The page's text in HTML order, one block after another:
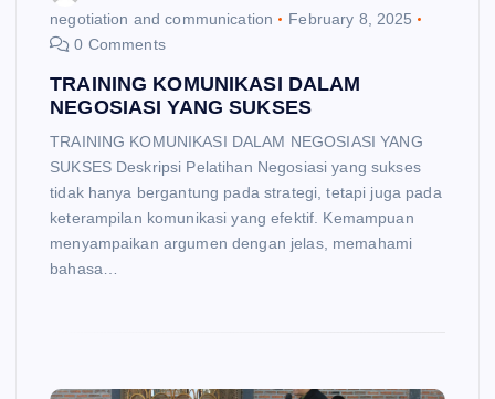
negotiation and communication
February 8, 2025
0 Comments
TRAINING KOMUNIKASI DALAM
NEGOSIASI YANG SUKSES
TRAINING KOMUNIKASI DALAM NEGOSIASI YANG
SUKSES Deskripsi Pelatihan Negosiasi yang sukses
tidak hanya bergantung pada strategi, tetapi juga pada
keterampilan komunikasi yang efektif. Kemampuan
menyampaikan argumen dengan jelas, memahami
bahasa…